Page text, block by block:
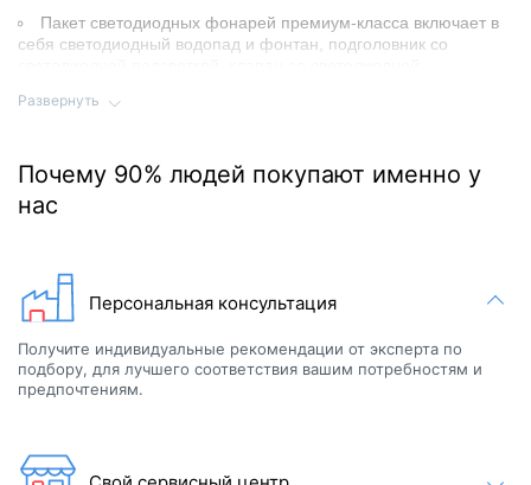
Пакет светодиодных фонарей премиум-класса включает в
себя светодиодный водопад и фонтан, подголовник со
светодиодной подсветкой, угол обшивки подсвечивается
Чехол для spa/ съемная крышка /ступени;
Чехол для тяжелых условий эксплуатации, 13 см.
СТАНДАРТНАЯ ГАРАНТИЯ
2 года на сантехнические элементы
2 года на корпус
Развернуть
Почему 90% людей покупают именно у
нас
Персональная консультация
Получите индивидуальные рекомендации от эксперта по
подбору, для лучшего соответствия вашим потребностям и
предпочтениям.